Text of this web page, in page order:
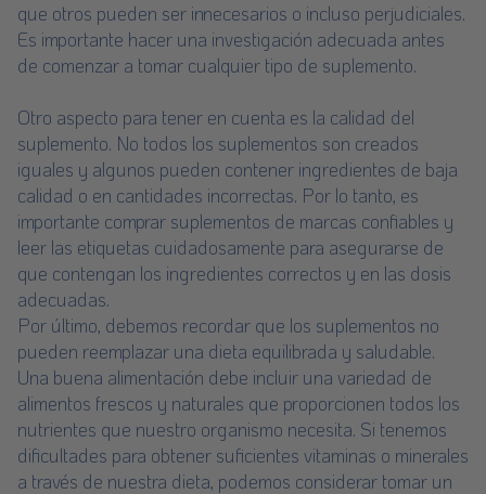
que otros pueden ser innecesarios o incluso perjudiciales.
Es importante hacer una investigación adecuada antes
de comenzar a tomar cualquier tipo de suplemento.
Otro aspecto para tener en cuenta es la calidad del
suplemento. No todos los suplementos son creados
iguales y algunos pueden contener ingredientes de baja
calidad o en cantidades incorrectas. Por lo tanto, es
importante comprar suplementos de marcas confiables y
leer las etiquetas cuidadosamente para asegurarse de
que contengan los ingredientes correctos y en las dosis
adecuadas.
Por último, debemos recordar que los suplementos no
pueden reemplazar una dieta equilibrada y saludable.
Una buena alimentación debe incluir una variedad de
alimentos frescos y naturales que proporcionen todos los
nutrientes que nuestro organismo necesita. Si tenemos
dificultades para obtener suficientes vitaminas o minerales
a través de nuestra dieta, podemos considerar tomar un